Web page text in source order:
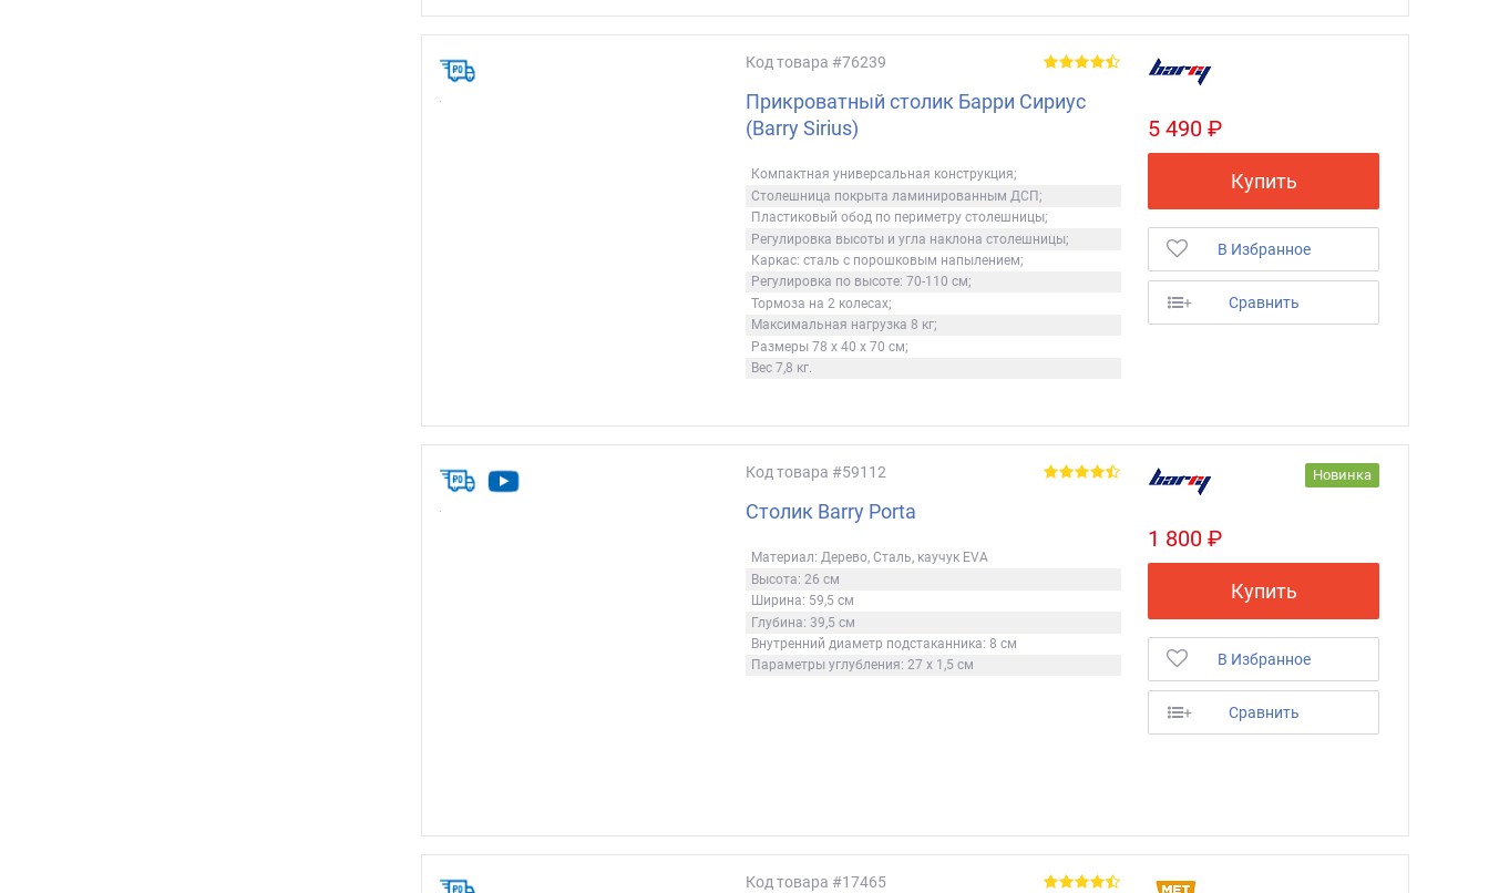
Код товара #76239
Прикроватный столик Барри Сириус
(Barry Sirius)
Компактная универсальная конструкция;
Столешница покрыта ламинированным ДСП;
Пластиковый обод по периметру столешницы;
Регулировка высоты и угла наклона столешницы;
Каркас: сталь с порошковым напылением;
Регулировка по высоте: 70-110 см;
Тормоза на 2 колесах;
Максимальная нагрузка 8 кг;
Размеры 78 x 40 x 70 см;
Вес 7,8 кг.
5 490 ₽
Купить
В Избранное
+ Сравнить
Код товара #59112
Столик Barry Porta
Материал: Дерево, Сталь, каучук EVA
Высота: 26 см
Ширина: 59,5 см
Глубина: 39,5 см
Внутренний диаметр подстаканника: 8 см
Параметры углубления: 27 х 1,5 см
Новинка
1 800 ₽
Купить
В Избранное
+ Сравнить
Код товара #17465